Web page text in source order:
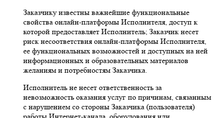
Заказчику известны важнейшие функциональные
свойства онлайн-платформы Исполнителя, доступ к
которой предоставляет Исполнитель; Заказчик несет
риск несоответствия онлайн-платформы Исполнителя,
ее функциональных возможностей и доступных на ней
информационных и образовательных материалов
желаниям и потребностям Заказчика.
Исполнитель не несет ответственность за
невозможность оказания услуг по причинам, связанным
с нарушением со стороны Заказчика (пользователя)